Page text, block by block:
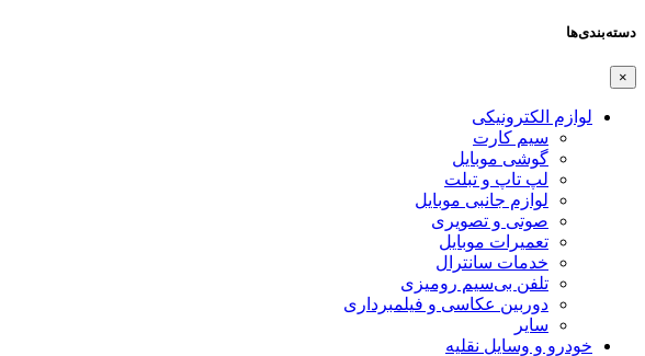
دسته‌بندی‌ها
×
لوازم الکترونیکی
سیم کارت
گوشی موبایل
لپ تاپ و تبلت
لوازم جانبی موبایل
صوتی و تصویری
تعمیرات موبایل
خدمات سانترال
تلفن بی‌سیم رومیزی
دوربین عکاسی و فیلمبرداری
سایر
خودرو و وسایل نقلیه